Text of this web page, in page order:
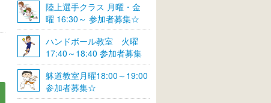
陸上選手クラス 月曜・金
曜 16:30～ 参加者募集☆
ハンドボール教室 火曜
17:40～18:40 参加者募集
☆
躰道教室月曜18:00～19:00
参加者募集☆